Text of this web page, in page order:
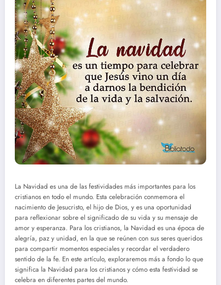
La Navidad es una de las festividades más importantes para los
cristianos en todo el mundo. Esta celebración conmemora el
nacimiento de Jesucristo, el hijo de Dios, y es una oportunidad
para reflexionar sobre el significado de su vida y su mensaje de
amor y esperanza. Para los cristianos, la Navidad es una época de
alegría, paz y unidad, en la que se reúnen con sus seres queridos
para compartir momentos especiales y recordar el verdadero
sentido de la fe. En este artículo, exploraremos más a fondo lo que
significa la Navidad para los cristianos y cómo esta festividad se
celebra en diferentes partes del mundo.